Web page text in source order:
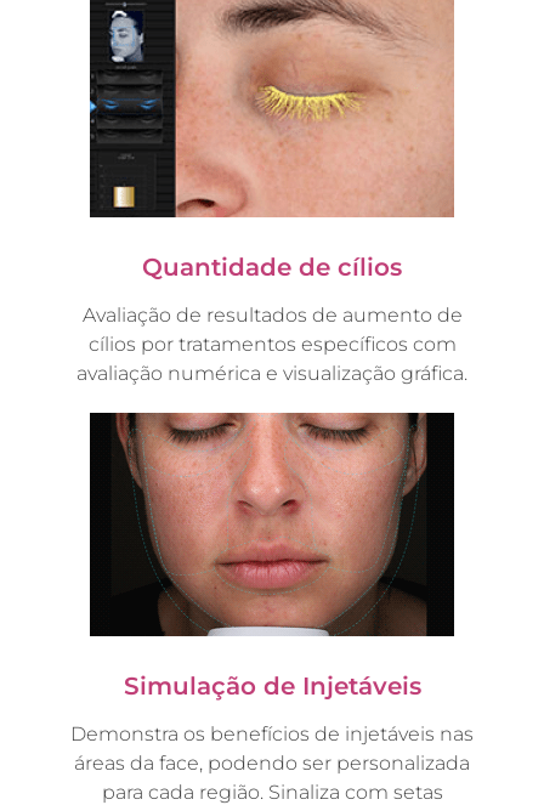
Quantidade de cílios
Avaliação de resultados de aumento de
cílios por tratamentos específicos com
avaliação numérica e visualização gráfica.
Simulação de Injetáveis
Demonstra os benefícios de injetáveis nas
áreas da face, podendo ser personalizada
para cada região. Sinaliza com setas